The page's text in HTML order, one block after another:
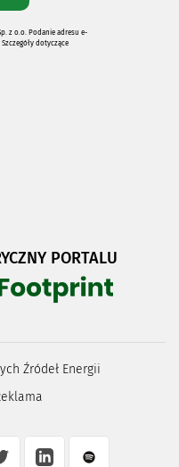
z o.o. Podanie adresu e-
dotyczące
PORTALU
Źródeł Energii